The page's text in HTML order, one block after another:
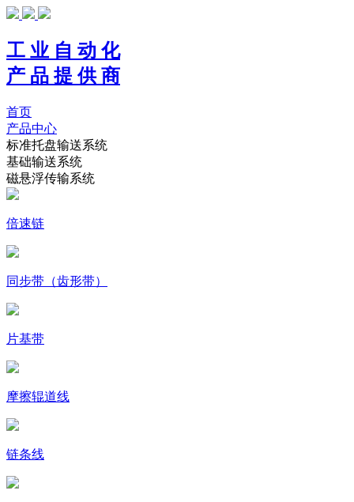
工 业 自 动 化
产 品 提 供 商
首页
产品中心
标准托盘输送系统
基础输送系统
磁悬浮传输系统
倍速链
同步带（齿形带）
片基带
摩擦辊道线
链条线